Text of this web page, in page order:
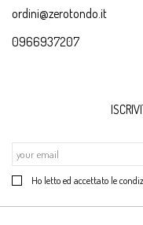
ordini@zerotondo.it
0966937207
Ho letto ed accettato le